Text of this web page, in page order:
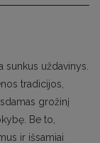
uždavinys.
tradicijos,
grožinį
Be to,
ir išsamiai